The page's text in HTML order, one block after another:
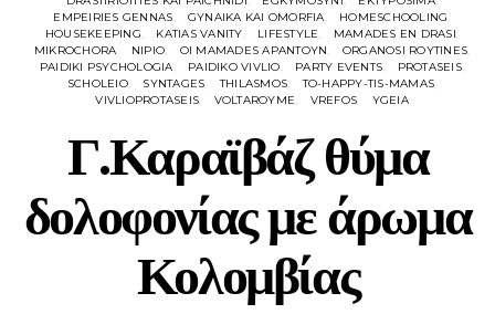
EMPEIRIES GENNAS
GYNAIKA KAI OMORFIA
HOMESCHOOLING
HOUSEKEEPING
KATIAS VANITY LIFESTYLE
MAMADES EN DRASI
MIKROCHORA
NIPIO OI MAMADES APANTOYN
ORGANOSI ROYTINES
PAIDIKI PSYCHOLOGIA
PAIDIKO VIVLIO PARTY EVENTS
PROTASEIS
SCHOLEIO
SYNTAGES THILASMOS
TO-HAPPY-TIS-MAMAS
VIVLIOPROTASEIS
VOLTAROYME VREFOS YGEIA
Γ.Καραϊβάζ θύμα
δολοφονίας με άρωμα
Κολομβίας